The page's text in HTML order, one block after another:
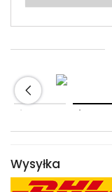
Wysyłka